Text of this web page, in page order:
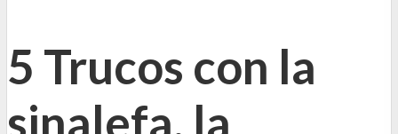
5 Trucos con la
sinalefa, la